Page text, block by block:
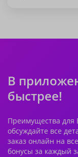
В
быстрее!
Преимущества для
обсуждайте все
заказ онлайн на
бонусы за каждый